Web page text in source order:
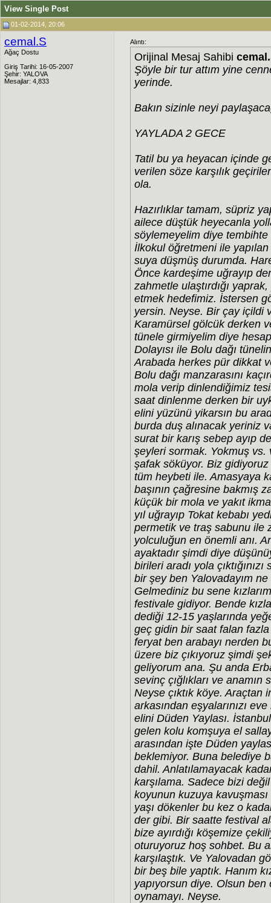
View Single Post
01-02-2014, 20:06
cemal.S
Ağaç Dostu
Giriş Tarihi: 16-05-2007
Şehir: YALOVA
Mesajlar: 4,833
Alıntı:
Orijinal Mesaj Sahibi
Şöyle bir tur attım yine
yerinde.
Bakın sizinle neyi
YAYLADA 2 GECE
Tatil bu ya heyacan içinde
verilen söze karşılık
ola.
Hazırlıklar tamam, süpriz
ailece düştük heyecanla
söylemeyelim diye
İlkokul öğretmeni ile
suya düşmüş durumda.
Önce kardeşime uğrayıp
zahmetle ulaştırdığı
etmek hedefimiz. İstersen
yersin. Neyse. Bir çay içildi
Karamürsel gölcük derken
tünele girmiyelim diye
Dolayısı ile Bolu dağı
Arabada herkes pür dikkat
Bolu dağı manzarasını
mola verip dinlendiğimiz
saat dinlenme derken bir
elini yüzünü yikarsın bu
burda duş alınacak yeriniz
surat bir karış sebep ayıp
şeyleri sormak. Yokmuş
şafak söküyor. Biz
tüm heybeti ile. Amasyaya
başının çağresine bakmış
küçük bir mola ve yakıt
yıl uğrayıp Tokat kebabı
permetik ve traş sabunu ile
yolculuğun en önemli anı.
ayaktadır şimdi diye
birileri aradı yola
bir şey ben Yalovadayım
Gelmediniz bu sene
festivale gidiyor. Bende
dediği 12-15 yaşlarında
geç gidin bir saat falan
feryat ben arabayı nerden
üzere biz çıkıyoruz şimdi
geliyorum ana. Şu anda
sevinç çığlıkları ve anamın
Neyse çıktık köye. Araçtan
arkasından eşyalarınızı
elini Düden Yaylası.
gelen kolu komşuya el
arasından işte Düden
beklemiyor. Buna belediye
dahil. Anlatılamayacak
karşılama. Sadece bizi
koyunun kuzuya
yaşı dökenler bu kez o
der gibi. Bir saatte festival
bize ayırdığı köşemize
oturuyoruz hoş sohbet. Bu
karşılaştık. Ve Yalovadan
bir beş bile yaptık. Hanım
yapıyorsun diye. Olsun
oynamayı. Neyse.